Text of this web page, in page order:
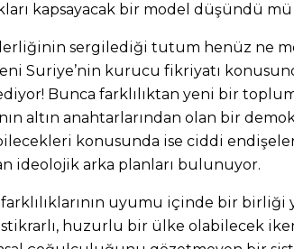
kapsayacak bir model düşündü mü
sergilediği tutum henüz ne
Suriye’nin kurucu fikriyatı
Bunca farklılıktan yeni bir
altın anahtarlarından olan bir
konusunda ise ciddi endişeler
ideolojik arka planları bulunuyor.
uyumu içinde bir birliği
huzurlu bir ülke olabilecek